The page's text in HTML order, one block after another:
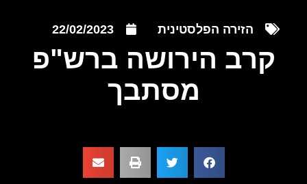
הזירה הפלסטינית 22/02/2023
קרב הירושה ברש"פ
מסתבך